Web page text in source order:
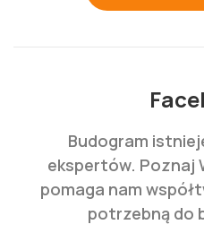
Budogram
ekspertów. Poznaj
pomaga nam
potrzebną do